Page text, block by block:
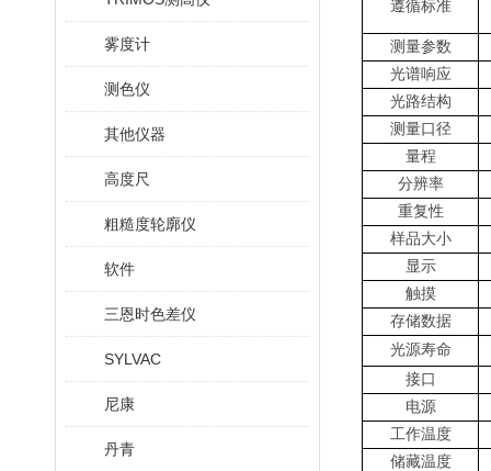
雾度计
测色仪
其他仪器
高度尺
粗糙度轮廓仪
软件
三恩时色差仪
SYLVAC
尼康
丹青
遵循标准
测量参数
光谱响应
光路结构
测量口径
量程
分辨率
重复性
样品大小
显示
触摸
存储数据
光源寿命
接口
电源
工作温度
储藏温度